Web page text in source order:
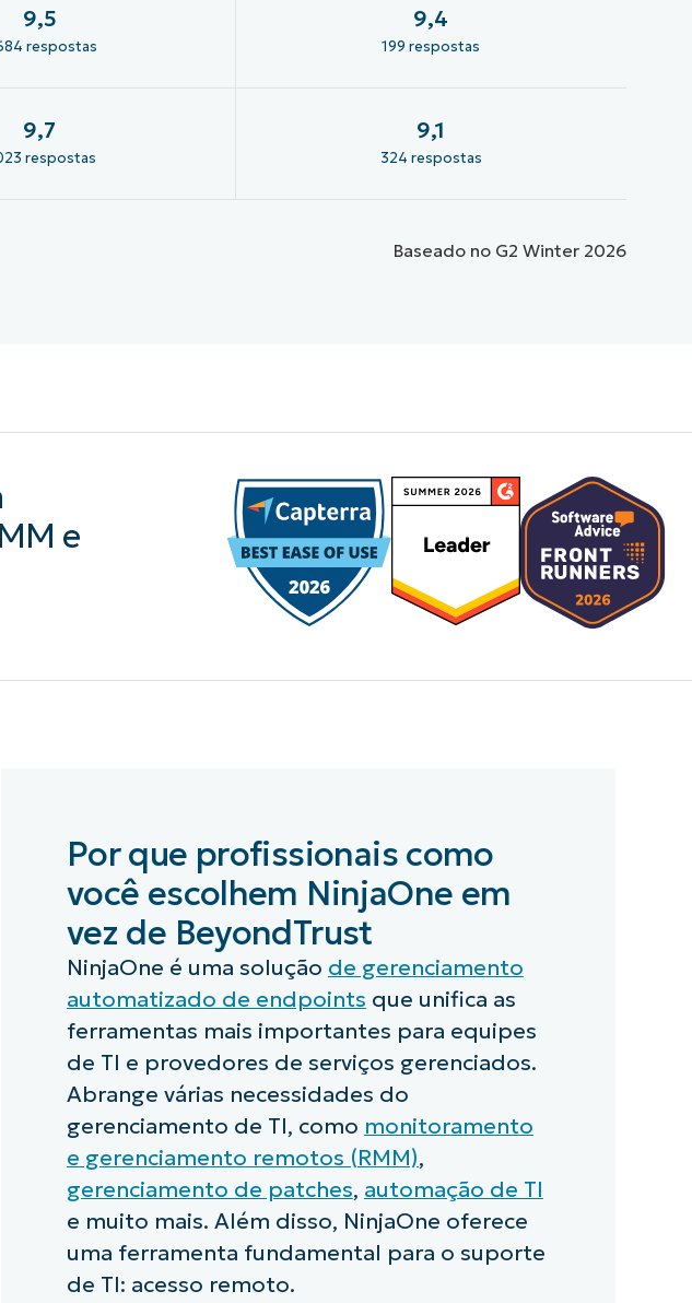
9,5
respostas
9,4
199 respostas
9,7
respostas
9,1
324 respostas
Baseado no G2 Winter 2026
e
Por que profissionais como
você escolhem NinjaOne em
vez de BeyondTrust
NinjaOne é uma solução de gerenciamento
automatizado de endpoints que unifica as
ferramentas mais importantes para equipes
de TI e provedores de serviços gerenciados.
Abrange várias necessidades do
gerenciamento de TI, como monitoramento
e gerenciamento remotos (RMM),
gerenciamento de patches, automação de TI
e muito mais. Além disso, NinjaOne oferece
uma ferramenta fundamental para o suporte
de TI: acesso remoto.